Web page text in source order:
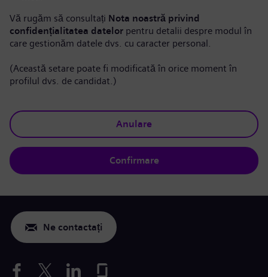
Vă rugăm să consultați Nota noastră privind
confidențialitatea datelor pentru detalii despre modul în
care gestionăm datele dvs. cu caracter personal.
(Această setare poate fi modificată în orice moment în
profilul dvs. de candidat.)
Anulare
Confirmare
Ne contactați